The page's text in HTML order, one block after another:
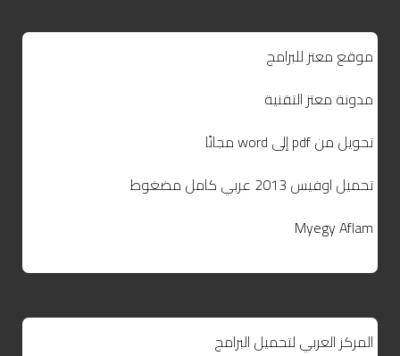
موقع معتز للبرامج
مدونة معتز التقنية
تحويل من pdf إلى word مجانًا
تحميل اوفيس 2013 عربي كامل مضغوط
Myegy Aflam
المركز العربي لتحميل البرامج